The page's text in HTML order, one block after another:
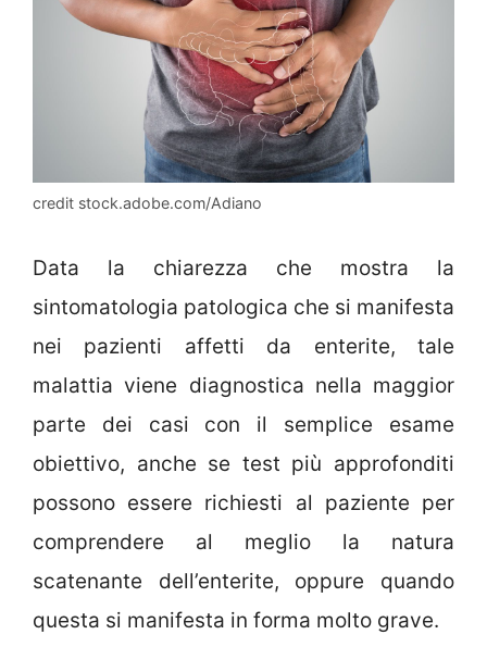
credit stock.adobe.com/Adiano
Data la chiarezza che mostra la
sintomatologia patologica che si manifesta
nei pazienti affetti da enterite, tale
malattia viene diagnostica nella maggior
parte dei casi con il semplice esame
obiettivo, anche se test più approfonditi
possono essere richiesti al paziente per
comprendere al meglio la natura
scatenante dell’enterite, oppure quando
questa si manifesta in forma molto grave.